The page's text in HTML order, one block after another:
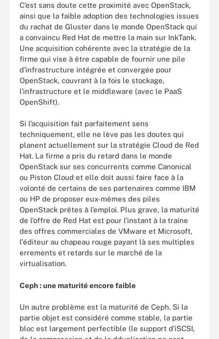
C’est sans doute cette proximité avec OpenStack,
ainsi que la faible adoption des technologies issues
du rachat de Gluster dans le monde OpenStack qui
a convaincu Red Hat de mettre la main sur InkTank.
Une acquisition cohérente avec la stratégie de la
firme qui vise à être capable de fournir une pile
d’infrastructure intégrée et convergée pour
OpenStack, couvrant à la fois le stockage,
l’infrastructure et le middleware (avec le PaaS
OpenShift).
Si l’acquisition fait parfaitement sens
techniquement, elle ne lève pas les doutes qui
planent actuellement sur la stratégie Cloud de Red
Hat. La firme a pris du retard dans le monde
OpenStack sur ses concurrents comme Canonical
ou Piston Cloud et elle doit aussi faire face à la
volonté de certains de ses partenaires comme IBM
ou HP de proposer eux-mêmes des piles
OpenStack prêtes à l’emploi. Plus grave, la maturité
de l’offre de Red Hat est pour l’instant à la traîne
des offres commerciales de VMware et Microsoft,
l'éditeur au chapeau rouge payant là ses multiples
errements et retards sur le marché de la
virtualisation.
Ceph : une maturité encore faible
Un autre problème est la maturité de Ceph. Si la
partie objet est considéré comme stable, la partie
bloc est largement perfectible (le support d'iSCSI,